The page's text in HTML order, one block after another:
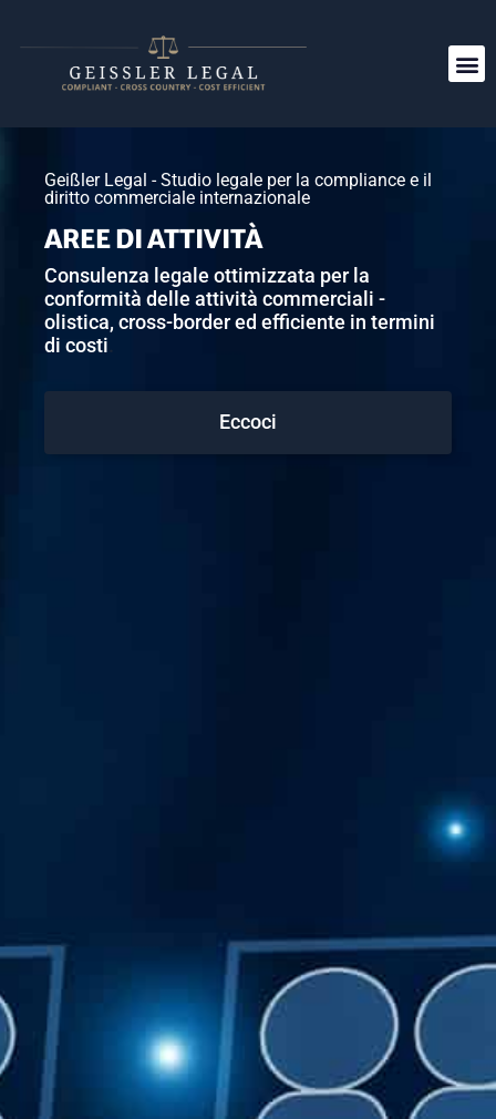
Geißler Legal - Studio legale per la compliance e il
diritto commerciale internazionale
AREE DI ATTIVITÀ
Consulenza legale ottimizzata per la
conformità delle attività commerciali -
olistica, cross-border ed efficiente in termini
di costi.
Eccoci